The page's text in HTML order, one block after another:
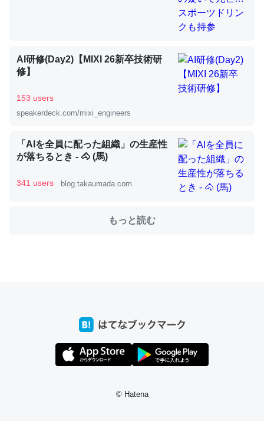
利だから両方が拮抗してるのでは」とあって面白い。海に
いる鋏角類（カブトガニ・ウミグモ）はカルシウムを使わ
ずキチンを強化してる筈だが、酵素が違うのか？
─ニュース :: 【研究発表】昆虫学の大問題＝「昆虫はなぜ海にいな
いのか」に関する新仮説
ジになったり努力してるし。
ウチもEchoを実家に置いて４年。でたまに覗いてる。ぼ
位置情報を共有してる。電池残量や充電中かが分かるので
コミュニケーションが劇的に変化した｜tayorini by LIFULL介護
AI研修(Day2)【MIXI 26新卒技術研
修】
153 users
speakerdeck.com/mixi_engineers
「AIを全員に配った組織」の生産性
が落ちるとき - 🐴 (馬)
341 users blog.takaumada.com
もっと読む
© Hatena